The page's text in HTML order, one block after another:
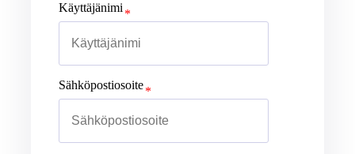
Käyttäjänimi
Sähköpostiosoite